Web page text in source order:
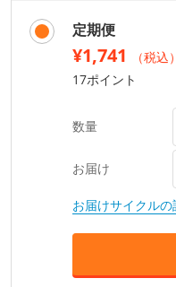
定期便
¥1,741 （税込）
17ポイント
数量
お届け
お届けサイクル